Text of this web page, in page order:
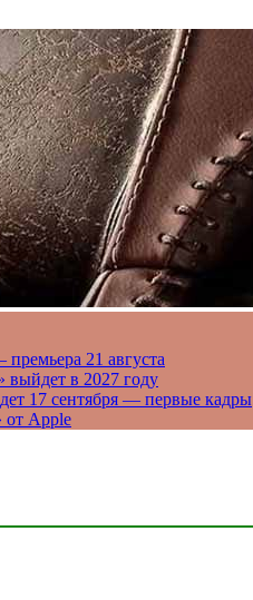
21 августа
выйдет в 2027 году
17 сентября — первые кадры
от Apple